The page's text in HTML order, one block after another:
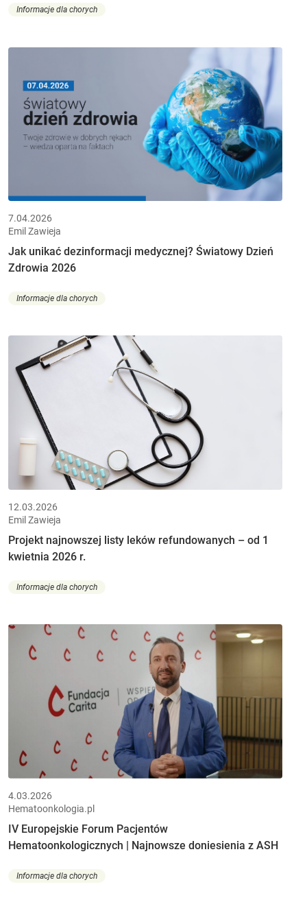
Informacje dla chorych
7.04.2026
Emil Zawieja
Jak unikać dezinformacji medycznej? Światowy Dzień
Zdrowia 2026
Informacje dla chorych
12.03.2026
Emil Zawieja
Projekt najnowszej listy leków refundowanych – od 1
kwietnia 2026 r.
Informacje dla chorych
4.03.2026
Hematoonkologia.pl
IV Europejskie Forum Pacjentów
Hematoonkologicznych | Najnowsze doniesienia z ASH
Informacje dla chorych